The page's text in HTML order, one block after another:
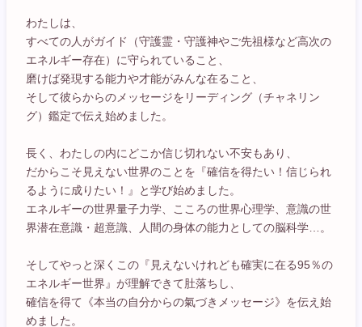
わたしは、
すべての人がガイド（守護霊・守護神やご先祖様など高次の
エネルギー存在）に守られていること、
磨けば発現する能力や才能がみんな在ること、
そして彼らからのメッセージをリーディング（チャネリン
グ）鑑定で伝え始めました。
長く、わたしの内にどこか信じ切れない不安もあり、
だからこそ見えない世界のことを『確信を得たい！信じられ
るように成りたい！』と学び始めました。
エネルギーの世界量子力学、こころの世界心理学、意識の世
界潜在意識・超意識、人間の身体の能力としての脳科学…。
そしてやっと深くこの『見えないけれども確実に在る95％の
エネルギー世界』が理解できて肚落ちし、
確信を得て《本当の自分からの氣づきメッセージ》を伝え始
めました。